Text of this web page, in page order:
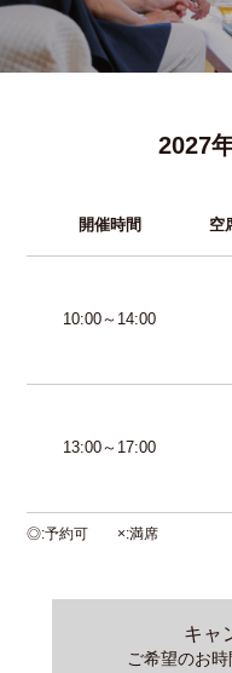
2027
開催時間 空
10:00～14:00
13:00～17:00
◎ 予約可 × 満席
キャ
ご希望のお